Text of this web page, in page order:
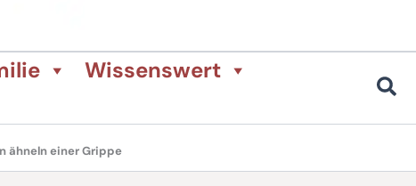
Wissenswert
ähneln einer Grippe